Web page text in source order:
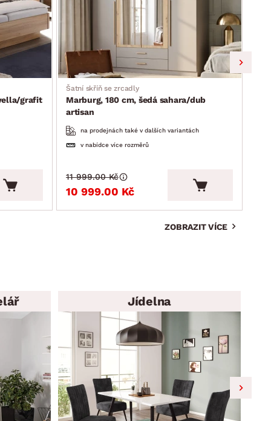
grafit
Šatní skříň se zrcadly
Marburg, 180 cm, šedá sahara/dub
artisan
na prodejnách také v dalších variantách
v nabídce více rozměrů
10 999.00 Kč
11 999.00 Kč
ZOBRAZIT VÍCE
Jídelna